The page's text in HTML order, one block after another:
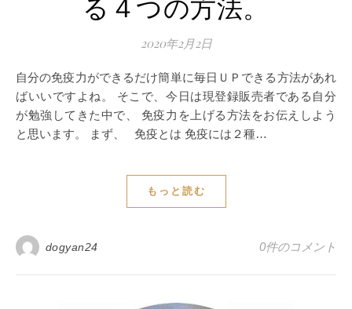
る４つの方法。
2020年2月2日
自分の免疫力ができるだけ簡単に毎日ＵＰできる方法があれ
ばいいですよね。 そこで、今日は現登録販売者である自分
が勉強してきた中で、 免疫力を上げる方法をお伝えしよう
と思います。 まず、 免疫とは 免疫には２種…
もっと読む
dogyan24 0件のコメント